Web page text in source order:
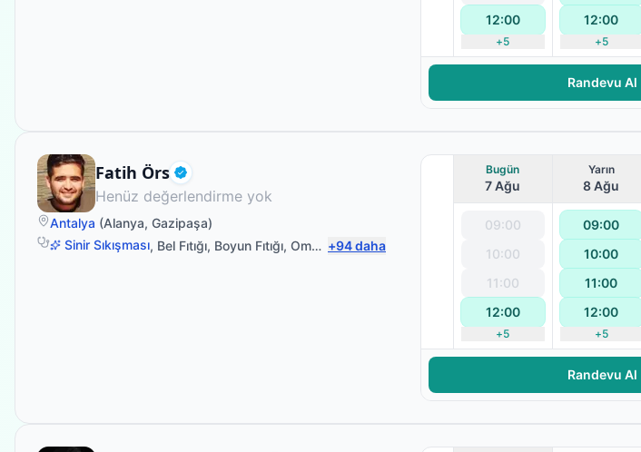
12:00
+5
12:00
+5
Randevu Al
Fatih Örs Doğrulanmış
Fizyoterapist
Henüz değerlendirme yok
Antalya (Alanya, Gazipaşa)
Sinir Sıkışması, Bel Fıtığı, Boyun Fıtığı, Omuz Bağ Yaralanması +94daha
Bugün
7 Ağu
09:00
10:00
11:00
12:00
+5
Yarın
8 Ağu
09:00
10:00
11:00
12:00
+5
Randevu Al